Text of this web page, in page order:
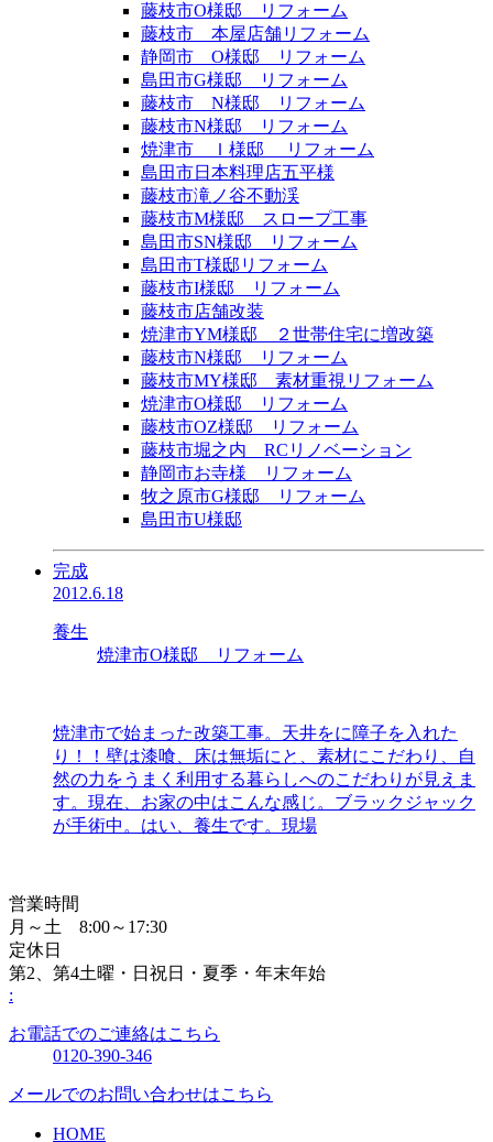
藤枝市O様邸 リフォーム
藤枝市 本屋店舗リフォーム
静岡市 O様邸 リフォーム
島田市G様邸 リフォーム
藤枝市 N様邸 リフォーム
藤枝市N様邸 リフォーム
焼津市 Ｉ様邸 リフォーム
島田市日本料理店五平様
藤枝市滝ノ谷不動渓
藤枝市M様邸 スロープ工事
島田市SN様邸 リフォーム
島田市T様邸リフォーム
藤枝市I様邸 リフォーム
藤枝市店舗改装
焼津市YM様邸 ２世帯住宅に増改築
藤枝市N様邸 リフォーム
藤枝市MY様邸 素材重視リフォーム
焼津市O様邸 リフォーム
藤枝市OZ様邸 リフォーム
藤枝市堀之内 RCリノベーション
静岡市お寺様 リフォーム
牧之原市G様邸 リフォーム
島田市U様邸
完成
2012.6.18
養生
焼津市O様邸 リフォーム
焼津市で始まった改築工事。天井をに障子を入れた
り！！壁は漆喰、床は無垢にと、素材にこだわり、自
然の力をうまく利用する暮らしへのこだわりが見えま
す。現在、お家の中はこんな感じ。ブラックジャック
が手術中。はい、養生です。現場
営業時間
月～土 8:00～17:30
定休日
第2、第4土曜・日祝日・夏季・年末年始
:
お電話でのご連絡はこちら
0120-390-346
メールでのお問い合わせはこちら
HOME